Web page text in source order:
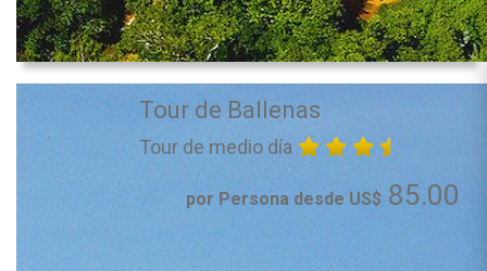
Tour de Ballenas
Tour de medio día
por Persona desde US$ 85.00